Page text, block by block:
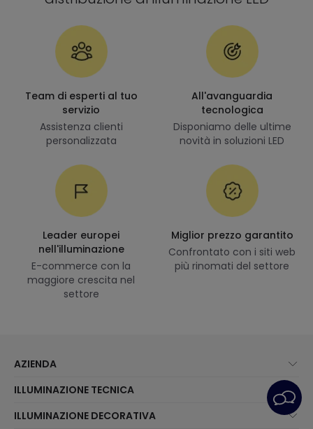
Team di esperti al tuo
servizio
Assistenza clienti
personalizzata
All'avanguardia
tecnologica
Disponiamo delle ultime
novità in soluzioni LED
Leader europei
nell'illuminazione
E-commerce con la
maggiore crescita nel
settore
Miglior prezzo garantito
Confrontato con i siti web
più rinomati del settore
AZIENDA
Assistenza Clienti
Metodi di spedizione
ILLUMINAZIONE TECNICA
I migliori brand
ILLUMINAZIONE DECORATIVA